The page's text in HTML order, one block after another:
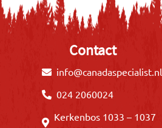
Contact
info@canadaspecialist.nl
024 2060024
Kerkenbos 1033 – 1037